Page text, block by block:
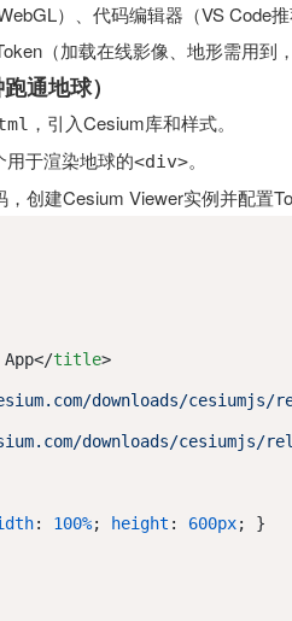
）、代码编辑器（VS Code推
（加载在线影像、地形需用到
通地球）
，引入Cesium库和样式。
用于渲染地球的<div>。
创建Cesium Viewer实例并配置
</title>
downloads/cesiumjs/
downloads/cesiumjs/
: 100%; height : 600px; }